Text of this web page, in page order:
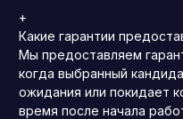
+
Какие гарантии
Мы предоставляем
когда выбранный
ожидания или покидает
время после начала